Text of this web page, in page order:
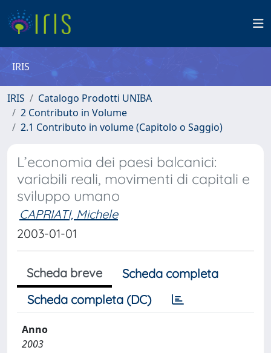
IRIS
IRIS
Catalogo Prodotti UNIBA
2 Contributo in Volume
2.1 Contributo in volume (Capitolo o Saggio)
L’economia dei paesi balcanici:
variabili reali, movimenti di capitali e
sviluppo umano
CAPRIATI, Michele
2003-01-01
Scheda breve
Scheda completa
Scheda completa (DC)
Anno
2003